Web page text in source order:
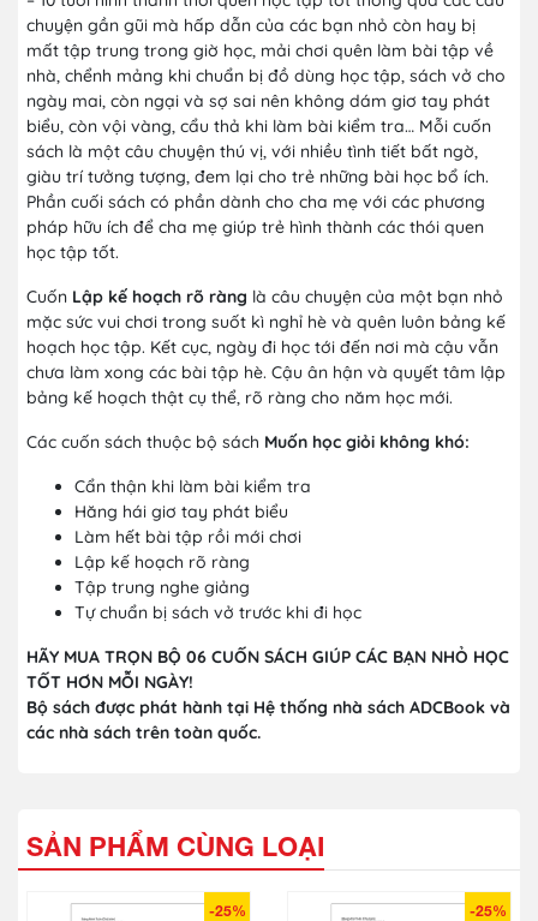
chuyện gần gũi mà hấp dẫn của các bạn nhỏ còn hay bị
mất tập trung trong giờ học, mải chơi quên làm bài tập về
nhà, chểnh mảng khi chuẩn bị đồ dùng học tập, sách vở cho
ngày mai, còn ngại và sợ sai nên không dám giơ tay phát
biểu, còn vội vàng, cẩu thả khi làm bài kiểm tra… Mỗi cuốn
sách là một câu chuyện thú vị, với nhiều tình tiết bất ngờ,
giàu trí tưởng tượng, đem lại cho trẻ những bài học bổ ích.
Phần cuối sách có phần dành cho cha mẹ với các phương
pháp hữu ích để cha mẹ giúp trẻ hình thành các thói quen
học tập tốt.
Cuốn Lập kế hoạch rõ ràng là câu chuyện của một bạn nhỏ
mặc sức vui chơi trong suốt kì nghỉ hè và quên luôn bảng kế
hoạch học tập. Kết cục, ngày đi học tới đến nơi mà cậu vẫn
chưa làm xong các bài tập hè. Cậu ân hận và quyết tâm lập
bảng kế hoạch thật cụ thể, rõ ràng cho năm học mới.
Các cuốn sách thuộc bộ sách Muốn học giỏi không khó:
Cẩn thận khi làm bài kiểm tra
Hăng hái giơ tay phát biểu
Làm hết bài tập rồi mới chơi
Lập kế hoạch rõ ràng
Tập trung nghe giảng
Tự chuẩn bị sách vở trước khi đi học
HÃY MUA TRỌN BỘ 06 CUỐN SÁCH GIÚP CÁC BẠN NHỎ HỌC
TỐT HƠN MỖI NGÀY!
Bộ sách được phát hành tại Hệ thống nhà sách ADCBook và
các nhà sách trên toàn quốc.
SẢN PHẨM CÙNG LOẠI
-25% -25%